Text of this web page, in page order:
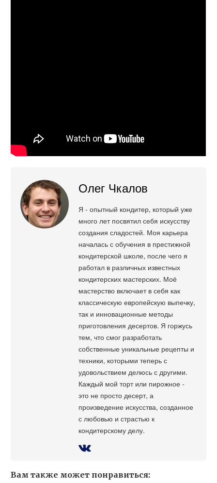
Олег Чкалов
Я - опытный кондитер, который уже
много лет посвятил себя искусству
создания сладостей. Моя карьера
началась с обучения в престижной
кондитерской школе, после чего я
работал в различных известных
кондитерских мастерских. Моё
мастерство включает в себя как
классическую европейскую выпечку,
так и инновационные методы
приготовления десертов. Я горжусь
тем, что смог разработать
собственные уникальные рецепты и
техники, которыми теперь с
удовольствием делюсь с другими.
Каждый мой торт или пирожное -
это не просто десерт, а
произведение искусства, созданное
с любовью и страстью к
кондитерскому делу.
Вам также может понравиться: